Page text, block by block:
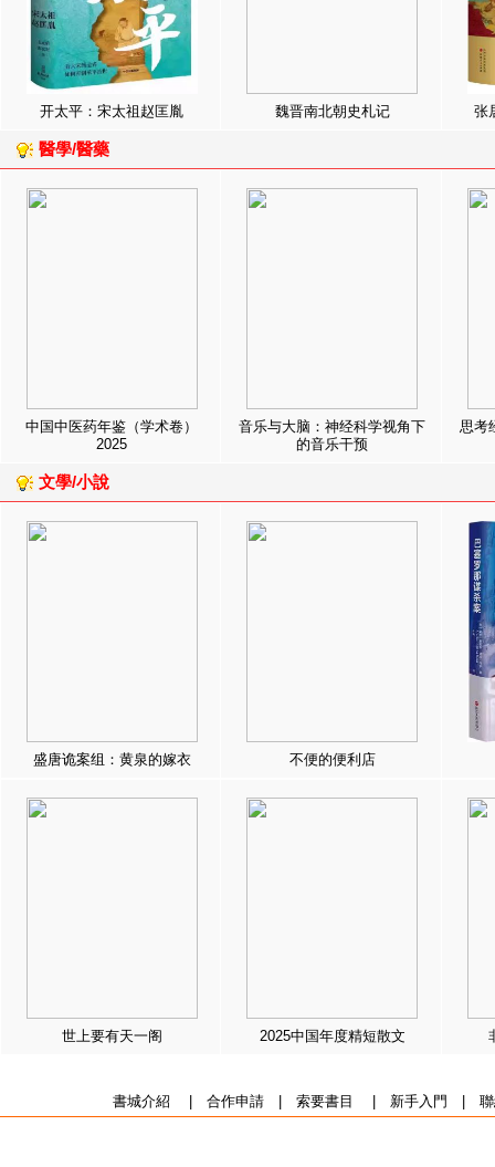
开太平：宋太祖赵匡胤 魏晋南北朝史札记 张
醫學/醫藥
中国中医药年鉴（学术卷）
2025
音乐与大脑：神经科学视角下
的音乐干预
思考
文學/小說
盛唐诡案组：黄泉的嫁衣 不便的便利店
世上要有天一阁 2025中国年度精短散文
書城介紹 合作申請| 索要書目 新手入門